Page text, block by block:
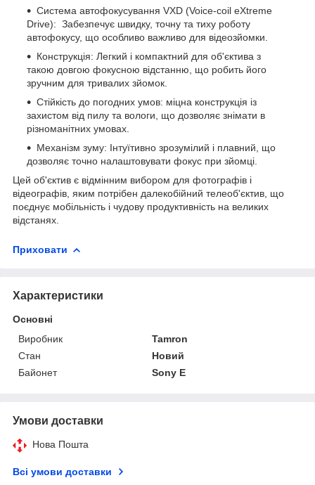
Система автофокусування VXD (Voice-coil eXtreme
Drive): Забезпечує швидку, точну та тиху роботу
автофокусу, що особливо важливо для відеозйомки.
Конструкція: Легкий і компактний для об'єктива з
такою довгою фокусною відстанню, що робить його
зручним для тривалих зйомок.
Стійкість до погодних умов: міцна конструкція із
захистом від пилу та вологи, що дозволяє знімати в
різноманітних умовах.
Механізм зуму: Інтуїтивно зрозумілий і плавний, що
дозволяє точно налаштовувати фокус при зйомці.
Цей об'єктив є відмінним вибором для фотографів і
відеографів, яким потрібен далекобійний телеоб'єктив, що
поєднує мобільність і чудову продуктивність на великих
відстанях.
Приховати
Характеристики
Основні
Виробник
Tamron
Стан
Новий
Байонет
Sony E
Умови доставки
Нова Пошта
Всі умови доставки